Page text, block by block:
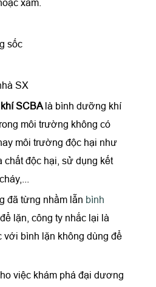
xám.
sốc
SX
SCBA là bình dưỡng khí
môi trường không có
môi trường độc hại như
chất độc hại, sử dụng kết
đã từng nhầm lẫn bình
lặn, công ty nhắc lại là
với bình lặn không dùng để
việc khám phá đại dương